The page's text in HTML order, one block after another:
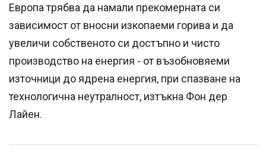
Европа трябва да намали прекомерната си
зависимост от вносни изкопаеми горива и да
увеличи собственото си достъпно и чисто
производство на енергия - от възобновяеми
източници до ядрена енергия, при спазване на
технологична неутралност, изтъкна Фон дер
Лайен.